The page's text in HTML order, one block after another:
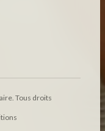
Tous droits